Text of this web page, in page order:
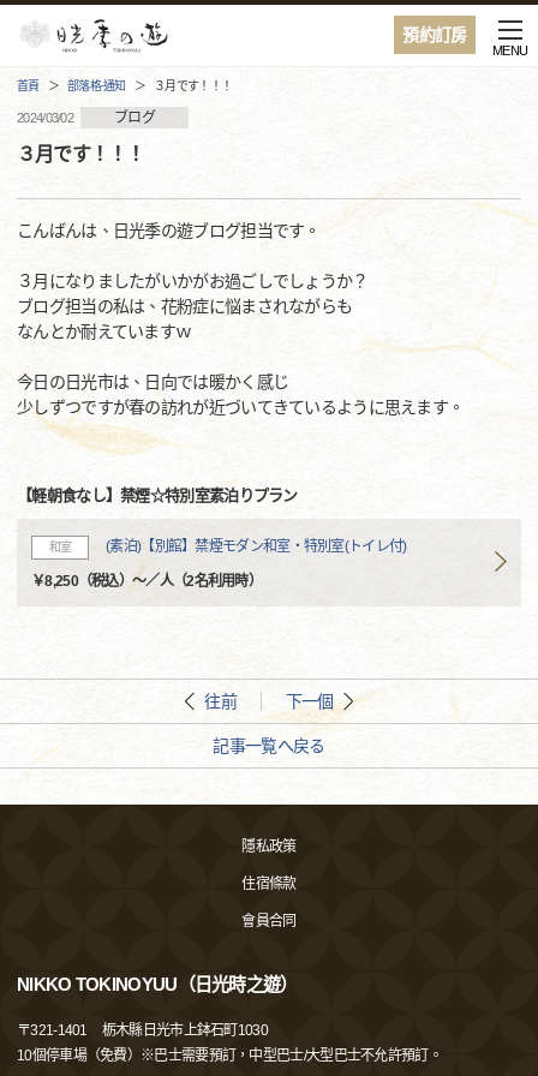
預約訂房
MENU
首頁 部落格·通知 ３月です！！！
2024/03/02 ブログ
３月です！！！
こんばんは、日光季の遊ブログ担当です。
３月になりましたがいかがお過ごしでしょうか？
ブログ担当の私は、花粉症に悩まされながらも
なんとか耐えていますｗ
今日の日光市は、日向では暖かく感じ
少しずつですが春の訪れが近づいてきているように思えます。
【軽朝食なし】禁煙☆特別室素泊りプラン
和室 (素泊)【別館】禁煙モダン和室・特別室(トイレ付)
￥8,250（税込）～／人（2名利用時）
往前 下一個
記事一覧へ戻る
隱私政策
住宿條款
會員合同
NIKKO TOKINOYUU（日光時之遊）
〒321-1401
栃木縣日光市上鉢石町1030
10個停車場（免費）※巴士需要預訂，中型巴士/大型巴士不允許預訂。